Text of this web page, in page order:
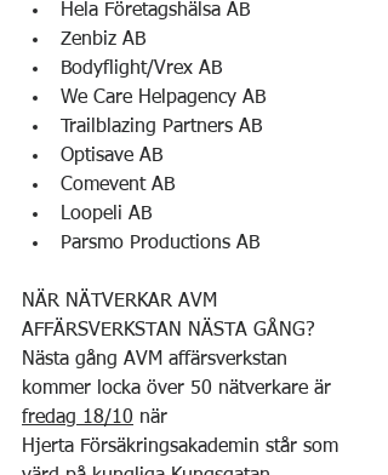
Hela Företagshälsa AB
Zenbiz AB
Bodyflight/Vrex AB
We Care Helpagency AB
Trailblazing Partners AB
Optisave AB
Comevent AB
Loopeli AB
Parsmo Productions AB
NÄR NÄTVERKAR AVM
AFFÄRSVERKSTAN NÄSTA GÅNG?
Nästa gång AVM affärsverkstan
kommer locka över 50 nätverkare är
fredag 18/10 när
Hjerta Försäkringsakademin står som